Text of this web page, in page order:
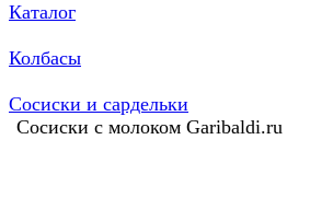
Каталог
Колбасы
Сосиски и сардельки
Сосиски с молоком Garibaldi.ru